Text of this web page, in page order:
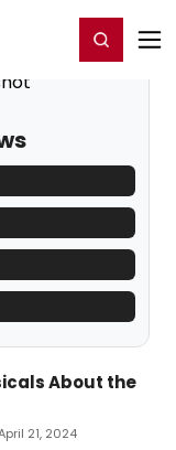
Register/Login
About the
21, 2024